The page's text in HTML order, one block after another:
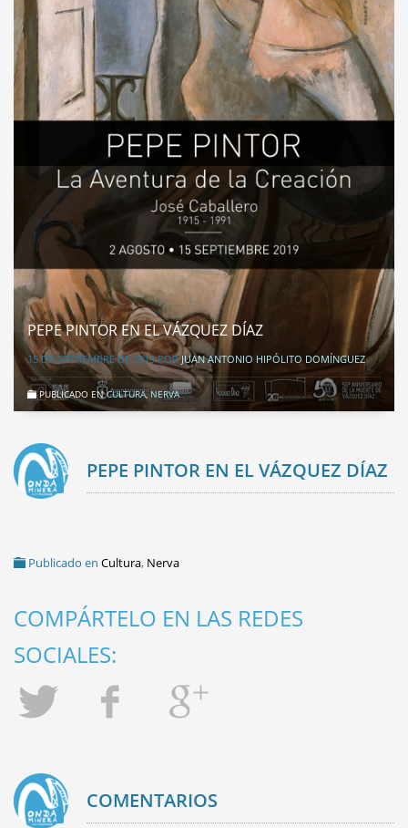
PEPE PINTOR EN EL VÁZQUEZ DÍAZ
15 DE SEPTIEMBRE DE 2019PORJUAN ANTONIO HIPÓLITO DOMÍNGUEZ
PUBLICADO ENCULTURA, NERVA
PEPE PINTOR EN EL VÁZQUEZ DÍAZ
Publicado en Cultura, Nerva
COMPÁRTELO EN LAS REDES
SOCIALES:
COMENTARIOS